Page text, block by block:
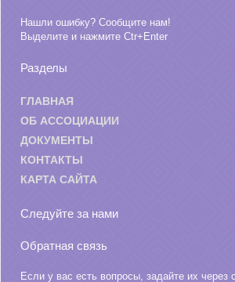
Нашли ошибку? Сообщите нам!
Выделите и нажмите Ctr+Enter
Разделы
ГЛАВНАЯ
ОБ АССОЦИАЦИИ
ДОКУМЕНТЫ
КОНТАКТЫ
КАРТА САЙТА
Следуйте за нами
Обратная связь
Если у вас есть вопросы, задайте их